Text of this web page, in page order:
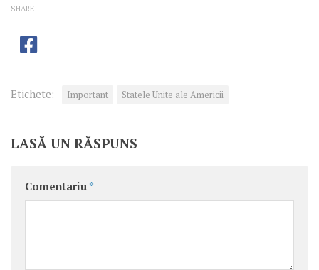
SHARE
Etichete: Important Statele Unite ale Americii
LASĂ UN RĂSPUNS
Comentariu *